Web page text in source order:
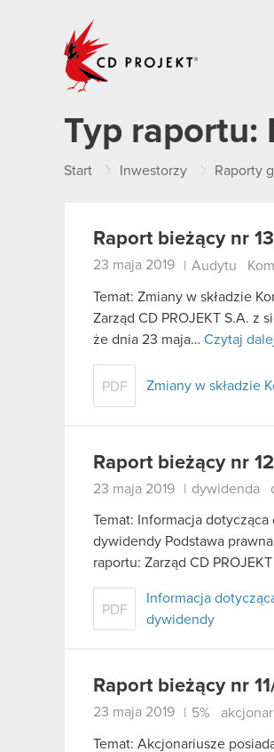
Typ raportu:
Start Inwestorzy Raporty
Raport bieżący nr
23 maja 2019 Audytu
Temat: Zmiany w składzie
Zarząd CD PROJEKT S.A. z
że dnia 23 maja… Czytaj
PDF Zmiany w składzie
Raport bieżący nr
23 maja 2019 dywidenda
Temat: Informacja
dywidendy Podstawa
raportu: Zarząd CD
PDF
Informacja
dywidendy
Raport bieżący nr
23 maja 2019 5%
Temat: Akcjonariusze